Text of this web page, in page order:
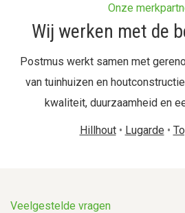
Onze
Wij werken met de
Postmus werkt samen met
van tuinhuizen en
kwaliteit, duurzaamheid en
Hillhout• Lugarde •
Veelgestelde vragen